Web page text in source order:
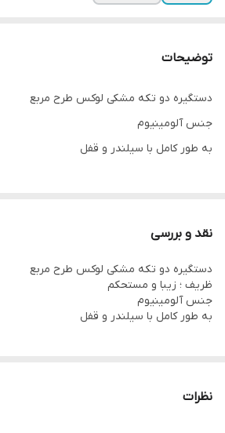
توضیحات
دستگیره دو تکه مشکی لوکس طرح مربع
جنس آلومینیوم
به طور کامل با سیلندر و قفل
نقد و بررسی
دستگیره دو تکه مشکی لوکس طرح مربع
ظریف ؛ زیبا و مستحکم
جنس آلومینیوم
به طور کامل با سیلندر و قفل
نظرات